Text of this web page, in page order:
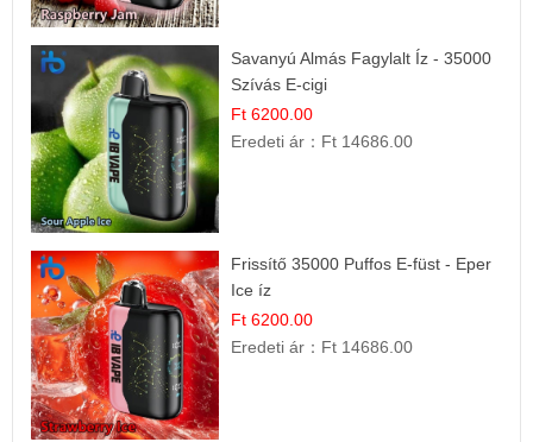
Savanyú Almás Fagylalt Íz - 35000
Szívás E-cigi
Ft 6200.00
Eredeti ár： Ft 14686.00
Frissítő 35000 Puffos E-füst - Eper
Ice íz
Ft 6200.00
Eredeti ár： Ft 14686.00